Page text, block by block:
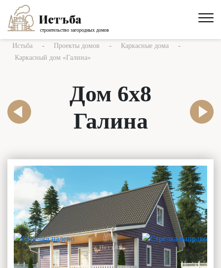
строительство загородных домов
Истьба - Проекты домов - Каркасные дома -
Каркасный дом «Галина»
Дом 6х8
Галина